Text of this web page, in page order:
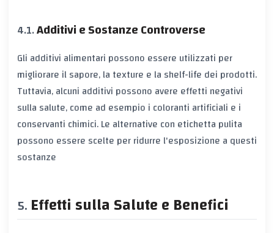
Additivi e Sostanze Controverse
Gli additivi alimentari possono essere utilizzati per
migliorare il sapore, la texture e la shelf-life dei prodotti.
Tuttavia, alcuni additivi possono avere effetti negativi
sulla salute, come ad esempio i coloranti artificiali e i
conservanti chimici. Le alternative con etichetta pulita
possono essere scelte per ridurre l'esposizione a questi
sostanze
Effetti sulla Salute e Benefici